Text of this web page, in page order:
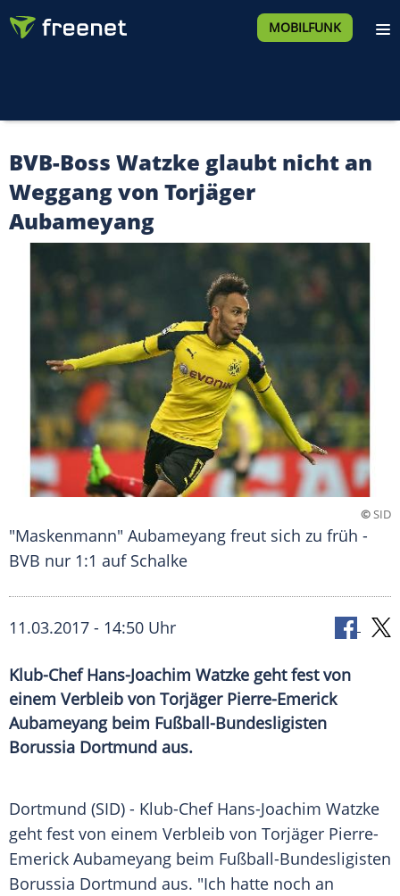
MOBILFUNK
BVB-Boss Watzke glaubt nicht an
Weggang von Torjäger
Aubameyang
©SID
"Maskenmann" Aubameyang freut sich zu früh -
BVB nur 1:1 auf Schalke
11.03.2017 - 14:50 Uhr
Klub-Chef Hans-Joachim Watzke geht fest von
einem Verbleib von Torjäger Pierre-Emerick
Aubameyang beim Fußball-Bundesligisten
Borussia Dortmund aus.
Dortmund (SID) - Klub-Chef Hans-Joachim Watzke
geht fest von einem Verbleib von Torjäger Pierre-
Emerick Aubameyang beim Fußball-Bundesligisten
Borussia Dortmund aus. "Ich hatte noch an